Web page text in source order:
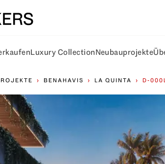
Luxury CollectionNeubauprojekte
BENAHAVIS LA QUINTA D-